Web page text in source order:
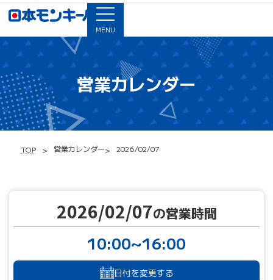
MENU
営業カレンダー
TOP 営業カレンダー 2026/02/07
2026/02/07の営業時間
10:00~16:00
日付を変更する